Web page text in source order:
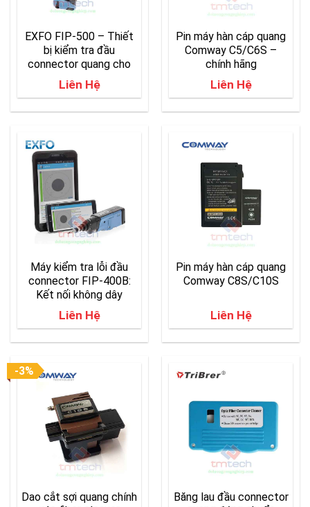
EXFO FIP-500 – Thiết
bị kiểm tra đầu
connector quang cho
Data Center
Liên Hệ
Pin máy hàn cáp quang
Comway C5/C6S –
chính hãng
Liên Hệ
Máy kiểm tra lỗi đầu
connector FIP-400B:
Kết nối không dây
Liên Hệ
Pin máy hàn cáp quang
Comway C8S/C10S
Liên Hệ
-3%
Dao cắt sợi quang chính
Băng lau đầu connector